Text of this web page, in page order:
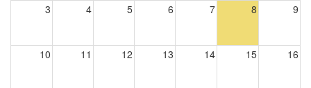
3 4 5 6 7 8 9
10 11 12 13 14 15 16